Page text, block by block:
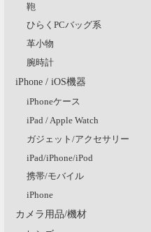
鞄
ひらくPCバッグ系
革小物
腕時計
iPhone / iOS機器
iPhoneケース
iPad / Apple Watch
ガジェット/アクセサリー
iPad/iPhone/iPod
携帯/モバイル
iPhone
カメラ用品/機材